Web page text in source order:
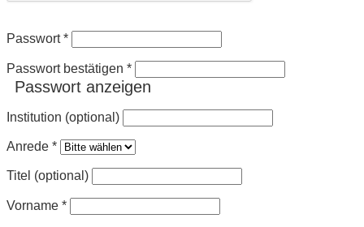
Passwort*
Passwort bestätigen *
Passwort anzeigen
Institution (optional)
Anrede *
Titel (optional)
Vorname *